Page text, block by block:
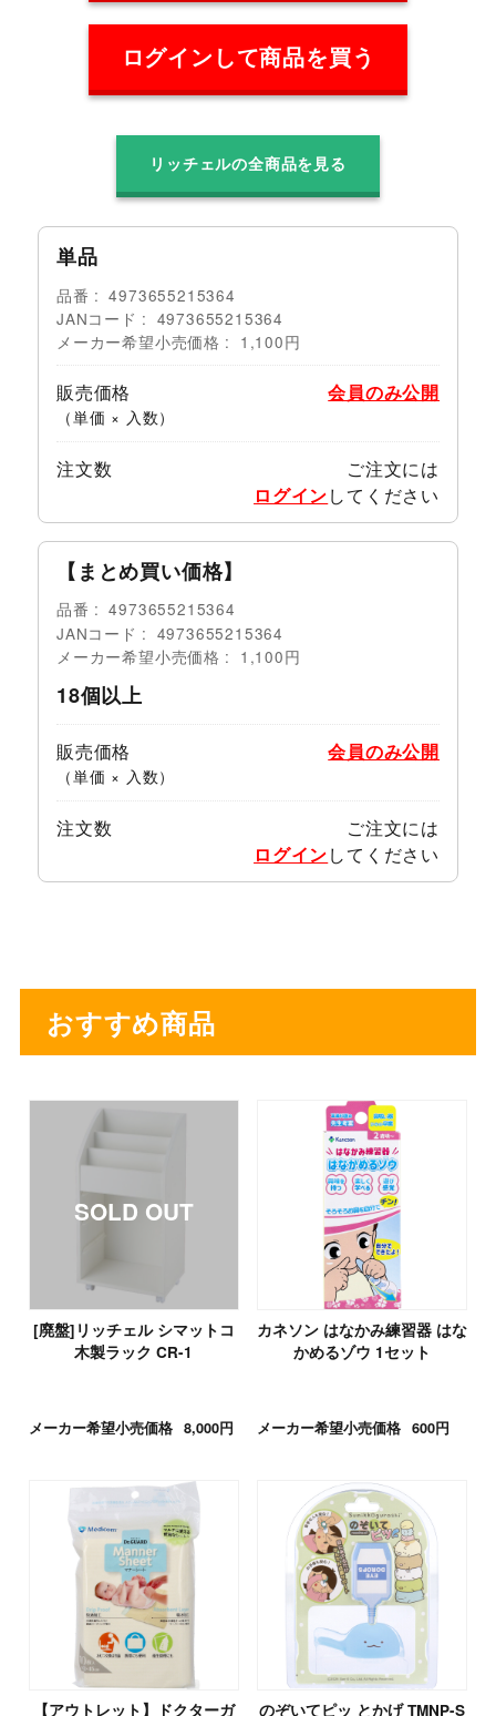
ログインして商品を買う
リッチェルの全商品を見る
単品
品番
4973655215364
JANコード
4973655215364
メーカー希望小売価格
1,100円
販売価格
（単価 × 入数）
会員のみ公開
注文数
ご注文には
ログインしてください
【まとめ買い価格】
品番
4973655215364
JANコード
4973655215364
メーカー希望小売価格
1,100円
18個以上
販売価格
（単価 × 入数）
会員のみ公開
注文数
ご注文には
ログインしてください
おすすめ商品
[廃盤]リッチェル シマットコ
木製ラック CR-1
メーカー希望小売価格 8,000円
カネソン はなかみ練習器 はな
かめるゾウ 1セット
メーカー希望小売価格 600円
【アウトレット】ドクターガ
のぞいてピッ とかげ TMNP-S